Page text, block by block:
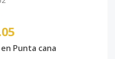
Punta cana